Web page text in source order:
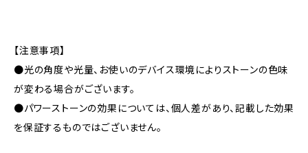
【注意事項】
●光の角度や光量、お使いのデバイス環境によりストーンの色味
が変わる場合がございます。
●パワーストーンの効果については、個人差があり、記載した効果
を保証するものではございません。